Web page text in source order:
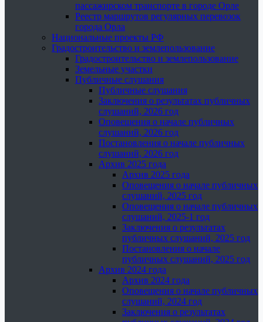
пассажирском транспорте в городе Орле
Реестр маршрутов регулярных перевозок
города Орла
Национальные проекты РФ
Градостроительство и землепользование
Градостроительство и землепользование
Земельные участки
Публичные слушания
Публичные слушания
Заключения о результатах публичных
слушаний, 2026 год
Оповещения о начале публичных
слушаний, 2026 год
Постановления о начале публичных
слушаний, 2026 год
Архив 2025 года
Архив 2025 года
Оповещения о начале публичных
слушаний, 2025 год
Оповещения о начале публичных
слушаний, 2025-1 год
Заключения о результатах
публичных слушаний, 2025 год
Постановления о начале
публичных слушаний, 2025 год
Архив 2024 года
Архив 2024 года
Оповещения о начале публичных
слушаний, 2024 год
Заключения о результатах